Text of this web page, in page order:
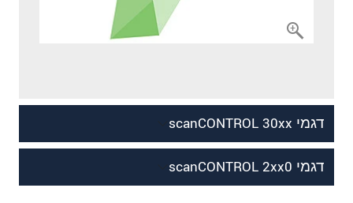
דגמי scanCONTROL 30xx
דגמי scanCONTROL 2xx0